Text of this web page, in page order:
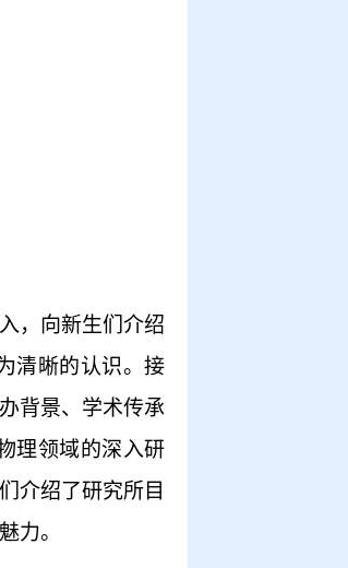
，向新生们介绍
清晰的认识。接
背景、学术传承
理领域的深入研
介绍了研究所目
力。